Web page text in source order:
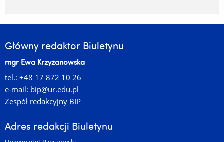
Główny redaktor Biuletynu
mgr Ewa Krzyżanowska
tel.: +48 17 872 10 26
e-mail: bip@ur.edu.pl
Zespół redakcyjny BIP
Adres redakcji Biuletynu